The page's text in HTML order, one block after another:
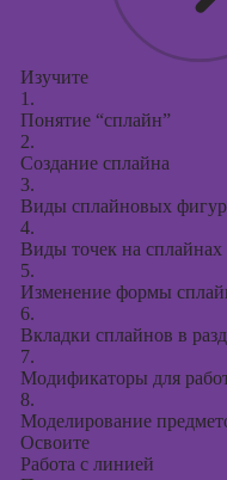
Изучите
1.
Понятие “сплайн”
2.
Создание сплайна
3.
Виды сплайновых фигур
4.
Виды точек на сплайнах
5.
Изменение формы
6.
Вкладки сплайнов в
7.
Модификаторы для
8.
Моделирование
Освоите
Работа с линией